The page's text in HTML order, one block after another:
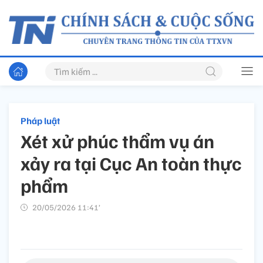
Pháp luật
Xét xử phúc thẩm vụ án
xảy ra tại Cục An toàn thực
phẩm
20/05/2026 11:41’